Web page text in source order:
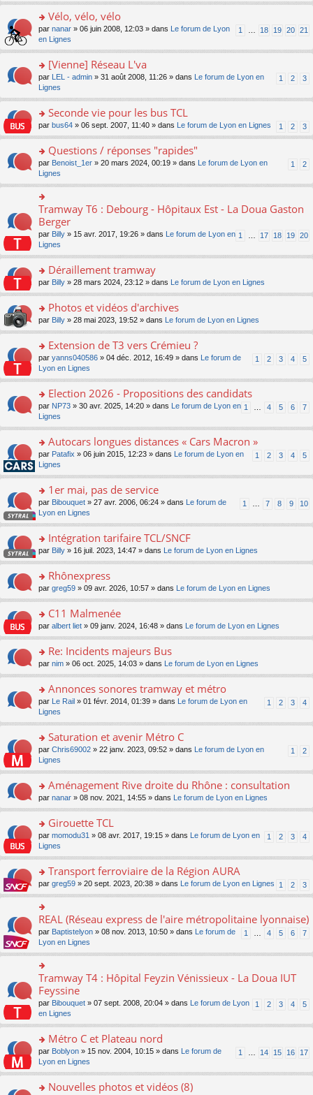
ré
c
e
nt
pl
u
s
ré
c
e
nt
n
o
n
lu
pl
u
s
ré
c
e
s
s
g
o
n
lu
le
u
s
ré
c
e
nt
er
le
m
e
s
a
g
e
n
o
n
pl
u
s
ré
c
e
nt
o
n
s
er
le
m
e
s
s
e
n
o
n
lu
le
pl
u
s
ré
c
e
nt
Vélo, vélo, vélo
1 18 19 20 21
par nanar » 06 juin 2008, 12:03 » dans
Le forum de Lyon
en Lignes
o
s
er
le
m
e
s
s
g
n
o
n
lu
le
u
s
ré
c
e
[Vienne] Réseau L'va
1 2 3
par LEL - admin » 31 août 2008, 11:26 » dans
Le forum de Lyon en
Lignes
o
n
ult
er
le
m
e
s
g
o
n
lu
pl
u
s
ré
c
e
Seconde vie pour les bus TCL
1 2 3
par bus64 » 06 sept. 2007, 11:40 » dans Le forum de Lyon en Lignes
o
s
ult
er
le
m
e
s
s
a
e
o
n
lu
pl
u
s
ré
c
e
nt
Questions / réponses "rapides"
1 2
par Benoist_1er » 20 mars 2024, 00:19 » dans
Le forum de Lyon en
Lignes
o
n
ult
er
le
m
e
s
a
g
e
n
o
n
pl
u
s
ré
c
nt
Tramway T6 : Debourg - Hôpitaux Est - La Doua Gaston
Berger
1 17 18 19 20
par Billy » 15 avr. 2017, 19:26 » dans
Le forum de Lyon en
Lignes
o
n
ult
er
le
m
e
s
g
e
n
o
n
le
s
ré
e
Déraillement tramway
par Billy » 28 mars 2024, 23:12 » dans Le forum de Lyon en Lignes
o
n
ult
er
le
m
e
s
s
e
n
o
n
lu
pl
ré
c
e
Photos et vidéos d'archives
par Billy » 28 mai 2023, 19:52 » dans Le forum de Lyon en Lignes
o
s
er
le
m
e
s
s
a
n
o
n
lu
le
u
ré
c
e
Extension de T3 vers Crémieu ?
1 2 3 4 5
par yanns040586 » 04 déc. 2012, 16:49 » dans
Le forum de
Lyon en Lignes
o
s
er
le
m
e
s
s
a
n
o
n
lu
pl
s
ré
c
nt
Election 2026 - Propositions des candidats
1 4 5 6 7
par NP73 » 30 avr. 2025, 14:20 » dans
Le forum de Lyon en
Lignes
o
s
er
le
m
e
s
s
e
n
o
n
le
u
s
ré
e
nt
Autocars longues distances « Cars Macron »
1 2 3 4 5
par Patafix » 06 juin 2015, 12:23 » dans
Le forum de Lyon en
Lignes
o
s
er
le
m
e
s
g
e
n
o
lu
pl
u
ré
e
nt
1er mai, pas de service
1 7 8 9 10
par Bibouquet » 27 avr. 2006, 06:24 » dans
Le forum de
Lyon en Lignes
o
n
ult
er
le
m
e
a
g
e
n
n
pl
u
ré
e
nt
Intégration tarifaire TCL/SNCF
par Billy » 16 juil. 2023, 14:47 » dans Le forum de Lyon en Lignes
o
n
ult
er
le
m
e
a
g
e
n
o
lu
u
s
ré
e
nt
Rhônexpress
par greg59 » 09 avr. 2026, 10:57 » dans Le forum de Lyon en Lignes
o
n
ult
er
le
m
e
s
g
e
n
o
n
le
u
s
ré
c
nt
C11 Malmenée
par albert liet » 09 janv. 2024, 16:48 » dans Le forum de Lyon en Lignes
o
n
ult
er
le
m
e
s
s
e
n
o
n
le
s
ré
c
e
nt
Re: Incidents majeurs Bus
par nim » 06 oct. 2025, 14:03 » dans Le forum de Lyon en Lignes
o
s
er
le
m
e
s
s
e
n
o
n
lu
pl
s
ré
c
nt
Annonces sonores tramway et métro
1 2 3 4
par Le Rail » 01 févr. 2014, 01:39 » dans
Le forum de Lyon en
Lignes
o
s
er
le
m
e
s
s
e
n
o
n
lu
pl
ré
e
nt
Saturation et avenir Métro C
1 2
par Chris69002 » 22 janv. 2023, 09:52 » dans
Le forum de Lyon en
Lignes
o
n
ult
er
le
m
e
s
a
e
n
o
n
lu
le
pl
u
s
ré
c
e
nt
Aménagement Rive droite du Rhône : consultation
par nanar » 08 nov. 2021, 14:55 » dans Le forum de Lyon en Lignes
o
s
er
le
m
e
s
s
a
e
o
n
lu
le
pl
s
ré
c
e
nt
Girouette TCL
1 2 3 4
par momodu31 » 08 avr. 2017, 19:15 » dans
Le forum de Lyon en
Lignes
o
n
s
ult
er
le
m
e
s
a
e
n
lu
le
pl
s
Transport ferroviaire de la Région AURA
1 2 3
par greg59 » 20 sept. 2023, 20:38 » dans Le forum de Lyon en Lignes
o
n
s
le
m
e
s
s
a
e
n
o
n
lu
REAL (Réseau express de l'aire métropolitaine lyonnaise)
1 4 5 6 7
par Baptistelyon » 08 nov. 2013, 10:50 » dans
Le forum de
Lyon en Lignes
o
n
ult
le
m
e
s
s
g
Tramway T4 : Hôpital Feyzin Vénissieux - La Doua IUT
Feyssine
1 2 3 4 5
par Bibouquet » 07 sept. 2008, 20:04 » dans
Le forum de Lyon
en Lignes
o
s
er
Métro C et Plateau nord
1 14 15 16 17
par Boblyon » 15 nov. 2004, 10:15 » dans
Le forum de
Lyon en Lignes
Nouvelles photos et vidéos (8)